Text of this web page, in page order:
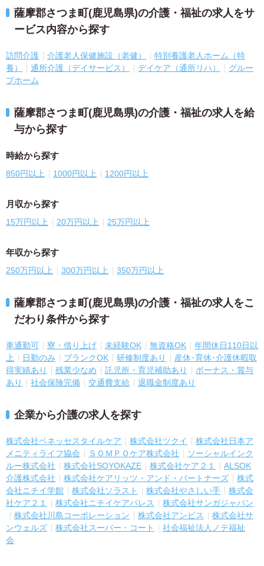
薩摩郡さつま町(鹿児島県)の介護・福祉の求人をサ
ービス内容から探す
訪問介護 介護老人保健施設（老健）
特別養護老人ホーム（特
養）
通所介護（デイサービス） デイケア（通所リハ）
グルー
プホーム
薩摩郡さつま町(鹿児島県)の介護・福祉の求人を給
与から探す
時給から探す
850円以上 1000円以上 1200円以上
月収から探す
15万円以上 20万円以上 25万円以上
年収から探す
250万円以上 300万円以上 350万円以上
薩摩郡さつま町(鹿児島県)の介護・福祉の求人をこ
だわり条件から探す
車通勤可 寮・借り上げ 未経験OK 無資格OK
年間休日110日以
上
日勤のみ ブランクOK 研修制度あり
産休･育休･介護休暇取
得実績あり
残業少なめ 託児所・育児補助あり
ボーナス・賞与
あり
社会保険完備 交通費支給 退職金制度あり
企業から介護の求人を探す
株式会社ベネッセスタイルケア 株式会社ツクイ
株式会社日本ア
メニティライフ協会
ＳＯＭＰＯケア株式会社
ソーシャルインク
ルー株式会社
株式会社SOYOKAZE 株式会社ケア２１
ALSOK
介護株式会社
株式会社ケアリッツ・アンド・パートナーズ
株式
会社ニチイ学館
株式会社ソラスト 株式会社やさしい手
株式会
社ケア２１
株式会社ニチイケアパレス
株式会社サンガジャパン
株式会社川島コーポレーション
株式会社アンビス
株式会社サ
ンウェルズ
株式会社スーパー・コート
社会福祉法人ノテ福祉
会